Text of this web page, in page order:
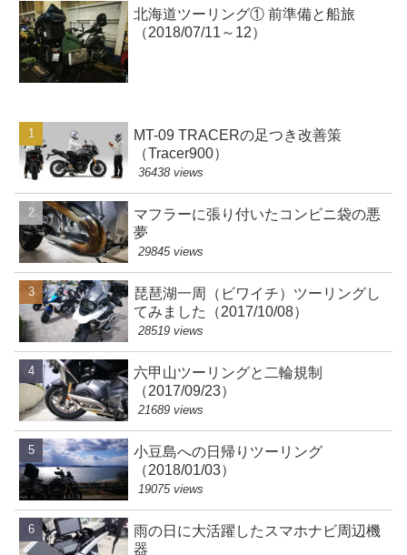
北海道ツーリング① 前準備と船旅
（2018/07/11～12）
MT-09 TRACERの足つき改善策
（Tracer900）
36438 views
マフラーに張り付いたコンビニ袋の悪
夢
29845 views
琵琶湖一周（ビワイチ）ツーリングし
てみました（2017/10/08）
28519 views
六甲山ツーリングと二輪規制
（2017/09/23）
21689 views
小豆島への日帰りツーリング
（2018/01/03）
19075 views
雨の日に大活躍したスマホナビ周辺機
器